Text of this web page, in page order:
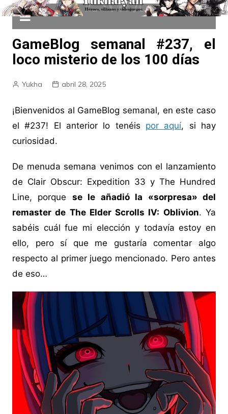
GameBlog semanal #237, el
loco misterio de los 100 días
Yukha abril 28, 2025
¡Bienvenidos al GameBlog semanal, en este caso
el #237! El anterior lo tenéis por aquí, si hay
curiosidad.
De menuda semana venimos con el lanzamiento
de Clair Obscur: Expedition 33 y The Hundred
Line, porque se le añadió la «sorpresa» del
remaster de The Elder Scrolls IV: Oblivion. Ya
sabéis cuál fue mi elección y todavía estoy en
ello, pero sí que me gustaría comentar algo
respecto al primer juego mencionado. Pero antes
de eso…